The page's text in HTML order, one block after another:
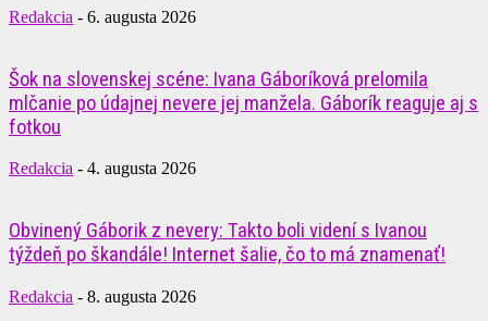
Redakcia - 6. augusta 2026
Šok na slovenskej scéne: Ivana Gáboríková prelomila
mlčanie po údajnej nevere jej manžela. Gáborík reaguje aj s
fotkou
Redakcia - 4. augusta 2026
Obvinený Gáborik z nevery: Takto boli videní s Ivanou
týždeň po škandále! Internet šalie, čo to má znamenať!
Redakcia - 8. augusta 2026